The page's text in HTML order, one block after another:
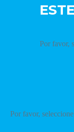
Por favor,
Por favor,